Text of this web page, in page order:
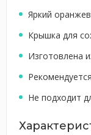
Яркий
Крышка для
Изготовлена
Не подходит